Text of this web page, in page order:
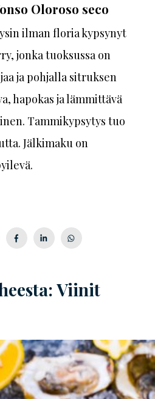
Oloroso seco
ilman floria kypsynyt
jonka tuoksussa on
ja pohjalla sitruksen
hapokas ja lämmittävä
Tammikypsytys tuo
Jälkimaku on
Viinit